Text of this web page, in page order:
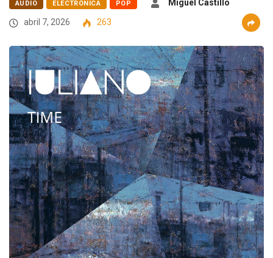
AUDIO ELECTRÓNICA POP
Miguel Castillo
abril 7, 2026
263